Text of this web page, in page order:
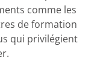
comme les
de formation
qui privilégient